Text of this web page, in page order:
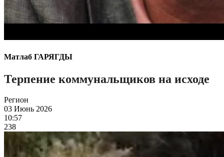
Матлаб ГАРЯГДЫ
Терпение коммунальщиков на исходе
Регион
03 Июнь 2026
10:57
238